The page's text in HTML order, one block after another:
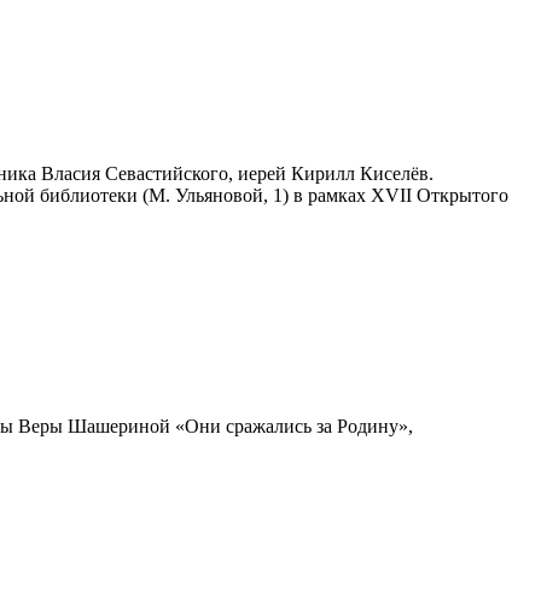
Власия Севастийского, иерей Кирилл Киселёв.
библиотеки (М. Ульяновой, 1) в рамках XVII Открытого
Веры Шашериной «Они сражались за Родину»,